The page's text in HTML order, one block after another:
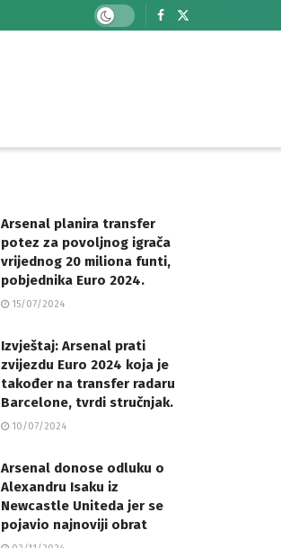
Arsenal planira transfer
potez za povoljnog igrača
vrijednog 20 miliona funti,
pobjednika Euro 2024.
15/07/2024
Izvještaj: Arsenal prati
zvijezdu Euro 2024 koja je
također na transfer radaru
Barcelone, tvrdi stručnjak.
10/07/2024
Arsenal donose odluku o
Alexandru Isaku iz
Newcastle Uniteda jer se
pojavio najnoviji obrat